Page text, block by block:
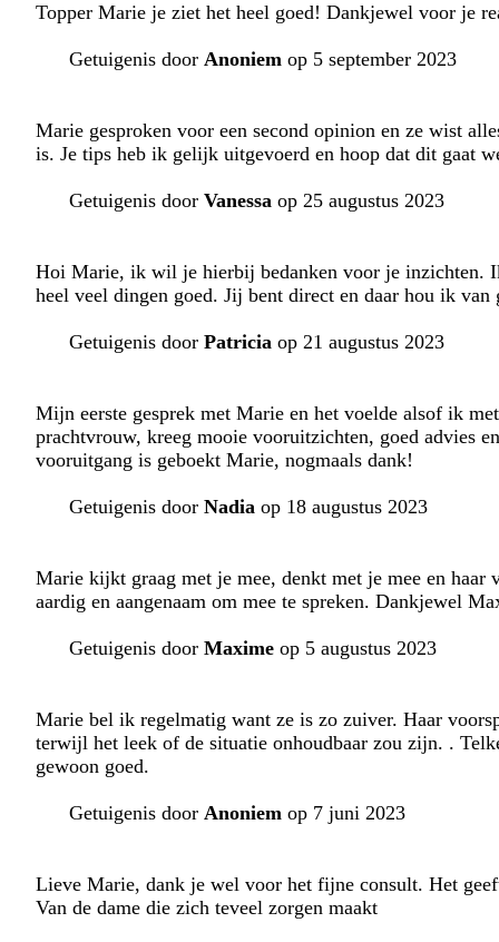
Topper Marie je ziet het heel goed! Dankjewel voor je
Getuigenis door Anoniem op 5 september 2023
Marie gesproken voor een second opinion en ze wist
is. Je tips heb ik gelijk uitgevoerd en hoop dat dit gaat
Getuigenis door Vanessa op 25 augustus 2023
Hoi Marie, ik wil je hierbij bedanken voor je inzichten.
heel veel dingen goed. Jij bent direct en daar hou ik
Getuigenis door Patricia op 21 augustus 2023
Mijn eerste gesprek met Marie en het voelde alsof ik
prachtvrouw, kreeg mooie vooruitzichten, goed advies
vooruitgang is geboekt Marie, nogmaals dank!
Getuigenis door Nadia op 18 augustus 2023
Marie kijkt graag met je mee, denkt met je mee en
aardig en aangenaam om mee te spreken. Dankjewel
Getuigenis door Maxime op 5 augustus 2023
Marie bel ik regelmatig want ze is zo zuiver. Haar
terwijl het leek of de situatie onhoudbaar zou zijn. .
gewoon goed.
Getuigenis door Anoniem op 7 juni 2023
Lieve Marie, dank je wel voor het fijne consult. Het
Van de dame die zich teveel zorgen maakt